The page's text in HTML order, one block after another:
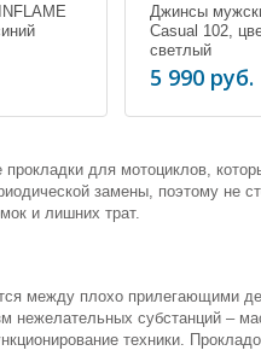
Джинсы
Casual 102,
светлый
5 990 руб.
для мотоциклов,
замены, поэтому не
и лишних трат.
между плохо прилегающими
субстанций –
техники.